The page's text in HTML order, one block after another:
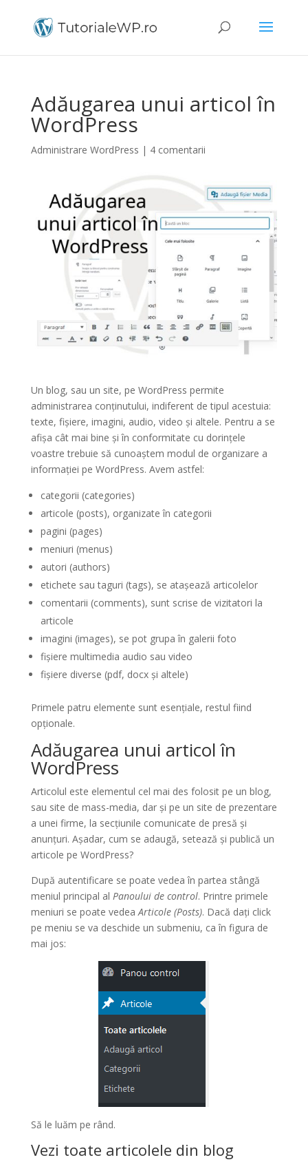
Adăugarea unui articol în
WordPress
Administrare WordPress | 4 comentarii
Un blog, sau un site, pe WordPress permite
administrarea conținutului, indiferent de tipul acestuia:
texte, fișiere, imagini, audio, video și altele. Pentru a se
afișa cât mai bine și în conformitate cu dorințele
voastre trebuie să cunoaștem modul de organizare a
informației pe WordPress. Avem astfel:
categorii (categories)
articole (posts), organizate în categorii
pagini (pages)
meniuri (menus)
autori (authors)
etichete sau taguri (tags), se atașează articolelor
comentarii (comments), sunt scrise de vizitatori la
articole
imagini (images), se pot grupa în galerii foto
fișiere multimedia audio sau video
fișiere diverse (pdf, docx și altele)
Primele patru elemente sunt esențiale, restul fiind
opționale.
Adăugarea unui articol în
WordPress
Articolul este elementul cel mai des folosit pe un blog,
sau site de mass-media, dar și pe un site de prezentare
a unei firme, la secțiunile comunicate de presă și
anunțuri. Așadar, cum se adaugă, setează și publică un
articole pe WordPress?
După autentificare se poate vedea în partea stângă
meniul principal al Panoului de control. Printre primele
meniuri se poate vedea Articole (Posts). Dacă dați click
pe meniu se va deschide un submeniu, ca în figura de
mai jos:
Să le luăm pe rând.
Vezi toate articolele din blog